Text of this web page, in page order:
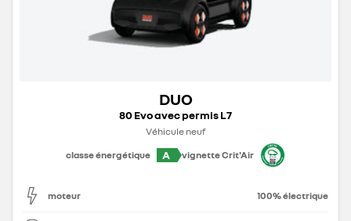
DUO
80 Evo avec permis L7
Véhicule neuf
classe énergétique
A vignette Crit'Air
moteur 100% électrique